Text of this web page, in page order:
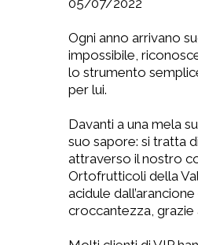
Ogni anno arrivano
impossibile,
lo strumento
per lui.
Davanti a una mela
suo sapore: si tratta
attraverso il nostro
Ortofrutticoli della
acidule
croccantezza, grazie